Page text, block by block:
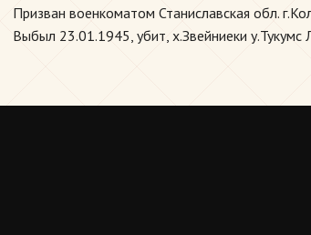
Призван военкоматом Станиславская обл.
Выбыл 23.01.1945, убит, х.Звейниеки у.Тукумс